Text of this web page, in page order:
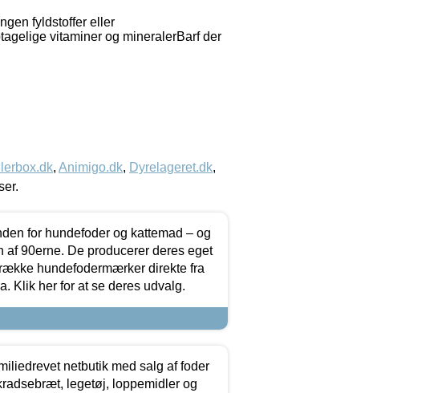
fyldstoffer eller
vitaminer og mineralerBarf der
, Animigo.dk, Dyrelageret.dk,
for hundefoder og kattemad – og
90erne. De producerer deres eget
hundefodermærker direkte fra
Klik her for at se deres udvalg.
netbutik med salg af foder
legetøj, loppemidler og